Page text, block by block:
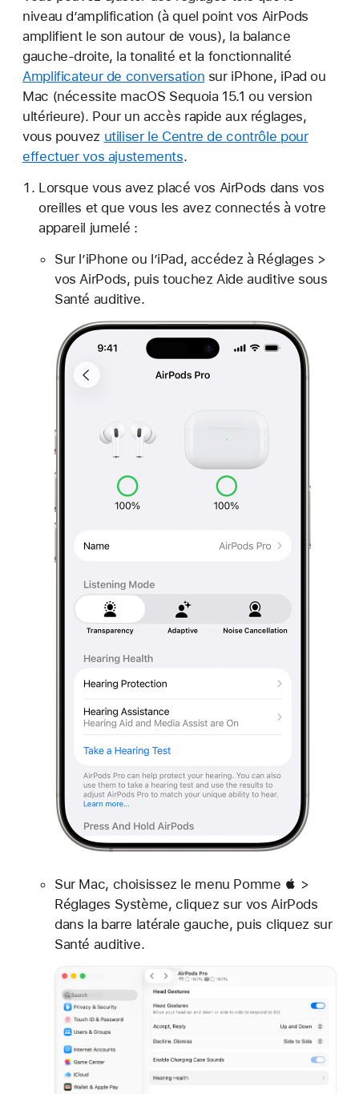
niveau d’amplification (à quel point vos AirPods
amplifient le son autour de vous), la balance
gauche-droite, la tonalité et la fonctionnalité
Amplificateur de conversation sur iPhone, iPad ou
Mac (nécessite macOS Sequoia 15.1 ou version
ultérieure). Pour un accès rapide aux réglages,
vous pouvez utiliser le Centre de contrôle pour
effectuer vos ajustements.
Lorsque vous avez placé vos AirPods dans vos
oreilles et que vous les avez connectés à votre
appareil jumelé :
Sur l’iPhone ou l’iPad, accédez à Réglages >
vos AirPods, puis touchez Aide auditive sous
Santé auditive.
Sur Mac, choisissez le menu Pomme  >
Réglages Système, cliquez sur vos AirPods
dans la barre latérale gauche, puis cliquez sur
Santé auditive.